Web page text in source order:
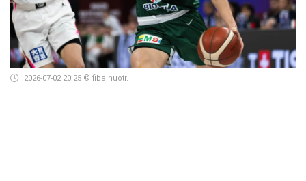
2026-07-02 20:25 © fiba nuotr.